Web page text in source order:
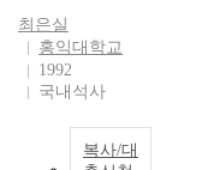
최은실
홍익대학교
1992
국내석사
복사/대